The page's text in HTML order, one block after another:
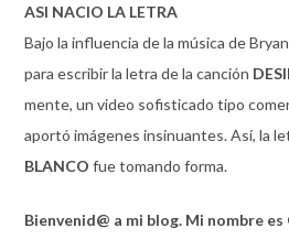
ASI NACIO LA LETRA
Bajo la influencia de la música de
para escribir la letra de la canción
mente, un video sofisticado tipo
aportó imágenes insinuantes. Así, la
BLANCO fue tomando forma.
Bienvenid@ a mi blog. Mi nombre